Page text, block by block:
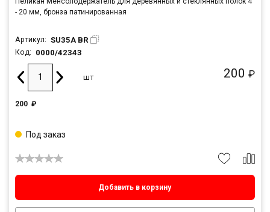
- 20 мм, бронза патинированная
Артикул: SU35A BR
Код: 0000/42343
200 ₽
шт
200 ₽
Добавить в корзину
Под заказ